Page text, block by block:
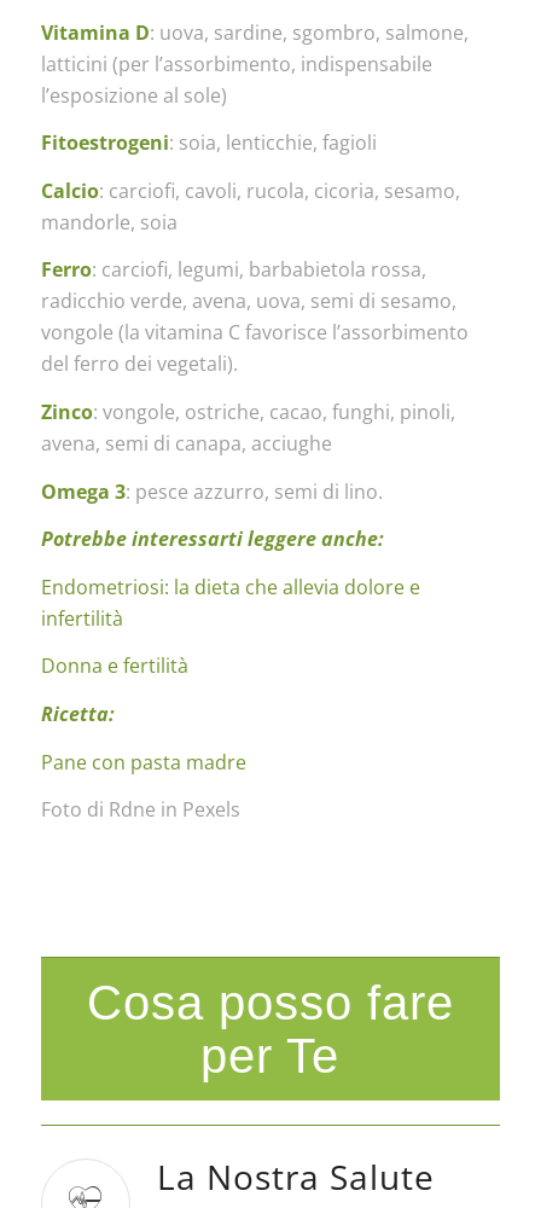
Vitamina D: uova, sardine, sgombro, salmone,
latticini (per l’assorbimento, indispensabile
l’esposizione al sole)
Fitoestrogeni: soia, lenticchie, fagioli
Calcio: carciofi, cavoli, rucola, cicoria, sesamo,
mandorle, soia
Ferro: carciofi, legumi, barbabietola rossa,
radicchio verde, avena, uova, semi di sesamo,
vongole (la vitamina C favorisce l’assorbimento
del ferro dei vegetali).
Zinco: vongole, ostriche, cacao, funghi, pinoli,
avena, semi di canapa, acciughe
Omega 3: pesce azzurro, semi di lino.
Potrebbe interessarti leggere anche:
Endometriosi: la dieta che allevia dolore e
infertilità
Donna e fertilità
Ricetta:
Pane con pasta madre
Foto di Rdne in Pexels
Cosa posso fare
per Te
La Nostra Salute